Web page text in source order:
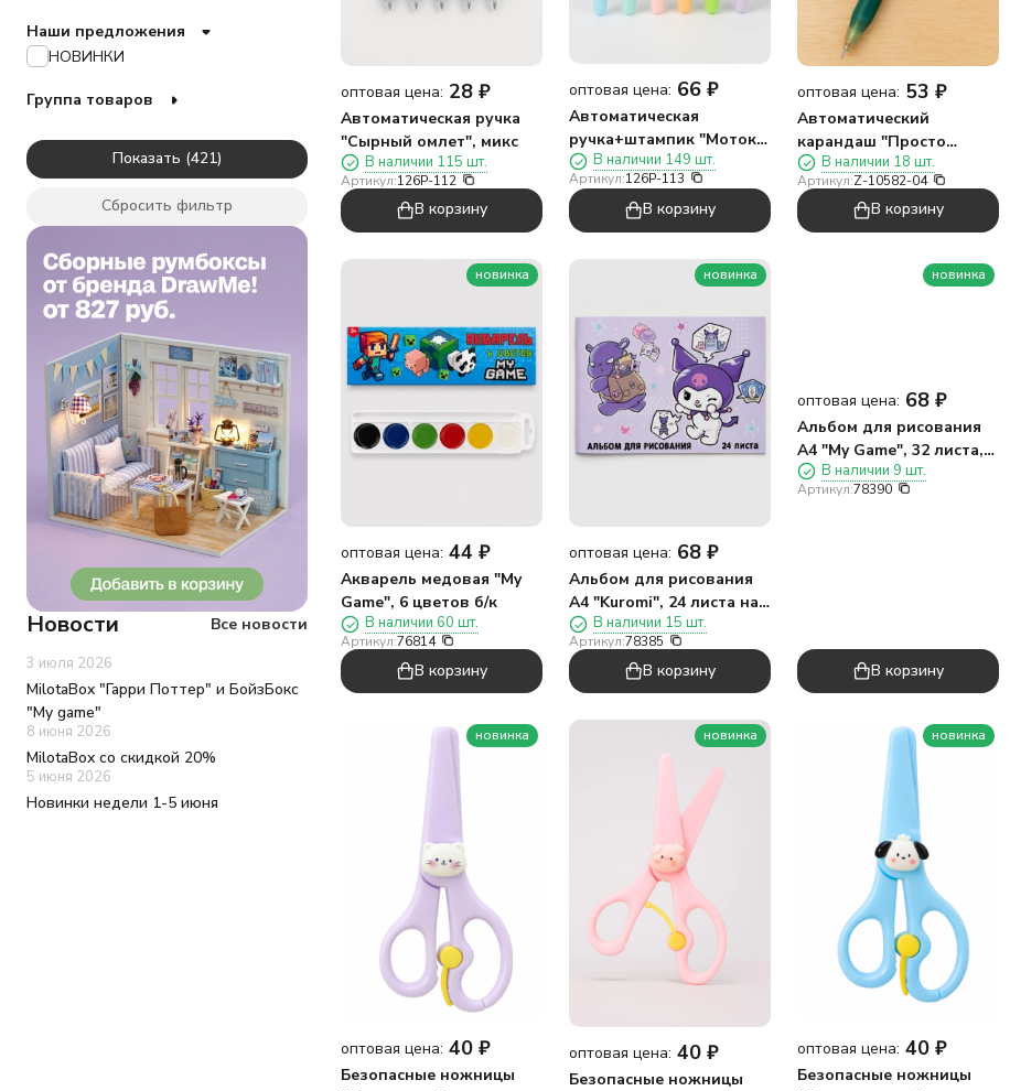
оптовая цена: 28 ₽
Автоматическая ручка
"Сырный омлет", микс
В наличии 115 шт.
Артикул:126P-112
В корзину
оптовая цена: 66 ₽
Автоматическая
ручка+штампик "Моток
фруктов", микс
В наличии 149 шт.
Артикул:126P-113
В корзину
оптовая цена: 53 ₽
Автоматический
карандаш "Просто
напиши", зеленый
В наличии 18 шт.
Артикул:Z-10582-04
В корзину
новинка
оптовая цена: 44 ₽
Акварель медовая "My
Game", 6 цветов б/к
В наличии 60 шт.
Артикул:76814
В корзину
новинка
оптовая цена: 68 ₽
Альбом для рисования
А4 "Kuromi", 24 листа на
скрепке, обложка 190г/
м2, блок офсет 100г/м2
В наличии 15 шт.
Артикул:78385
В корзину
новинка
оптовая цена: 68 ₽
Альбом для рисования
А4 "My Game", 32 листа,
на скрепке, обложка 190
гр/м2, блок офсет 100г/
В наличии 9 шт.
Артикул:78390
В корзину
новинка
оптовая цена: 40 ₽
Безопасные ножницы
новинка
оптовая цена: 40 ₽
Безопасные ножницы
новинка
оптовая цена: 40 ₽
Безопасные ножницы
Единорог
Зайчик
Искусство
Корова
Лапка
Ленивец
Лето
Любовь
Лягушка
Мишка
Монстры
Море
Новый год
Панда
Пингвин
Поросёнок
Путешествие
Пчёлка
Растения
Русалка
Собака
Сова
Спорт
Наши предложения
НОВИНКИ
Группа товаров
Показать
Сбросить фильтр
Новости Все новости
3 июля 2026
MilotaBox "Гарри Поттер" и БойзБокс
"My game"
8 июня 2026
MilotaBox со скидкой 20%
5 июня 2026
Новинки недели 1-5 июня